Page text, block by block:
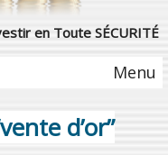
en Toute SÉCURITÉ
Menu
d’or”